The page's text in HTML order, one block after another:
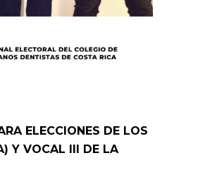
ELECCIONES DE LOS
Y VOCAL III DE LA